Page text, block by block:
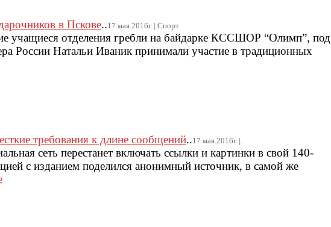
в Пскове..17.мая.2016г..|.Спорт
учащиеся отделения гребли на байдарке КССШОР “Олимп”, под
России Натальи Иваник принимали участие в традиционных
требования к длине сообщений..17.мая.2016г..|.
сеть перестанет включать ссылки и картинки в свой 140-
с изданием поделился анонимный источник, в самой же